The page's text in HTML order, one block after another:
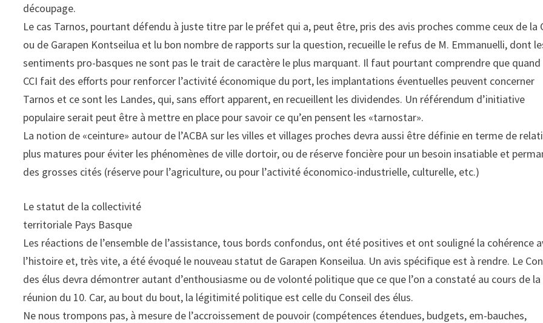
découpage.
Le cas Tarnos, pourtant défendu à juste titre par le préfet qui a, peut être, pris des avis proches comme ceux de la
ou de Garapen Kontseilua et lu bon nombre de rapports sur la question, recueille le refus de M. Emmanuelli, dont
sentiments pro-basques ne sont pas le trait de caractère le plus marquant. Il faut pourtant comprendre que quand
CCI fait des efforts pour renforcer l’activité économique du port, les implantations éventuelles peuvent concerner
Tarnos et ce sont les Landes, qui, sans effort apparent, en recueillent les dividendes. Un référendum d’initiative
populaire serait peut être à mettre en place pour savoir ce qu’en pensent les «tarnostar».
La notion de «ceinture» autour de l’ACBA sur les villes et villages proches devra aussi être définie en terme de
plus matures pour éviter les phénomènes de ville dortoir, ou de réserve foncière pour un besoin insatiable et
des grosses cités (réserve pour l’agriculture, ou pour l’activité économico-industrielle, culturelle, etc.)
Le statut de la collectivité
territoriale Pays Basque
Les réactions de l’ensemble de l’assistance, tous bords confondus, ont été positives et ont souligné la cohérence
l’histoire et, très vite, a été évoqué le nouveau statut de Garapen Konseilua. Un avis spécifique est à rendre. Le
des élus devra démontrer autant d’enthousiasme ou de volonté politique que ce que l’on a constaté au cours de la
réunion du 10. Car, au bout du bout, la légitimité politique est celle du Conseil des élus.
Ne nous trompons pas, à mesure de l’accroissement de pouvoir (compétences étendues, budgets, em-bauches,